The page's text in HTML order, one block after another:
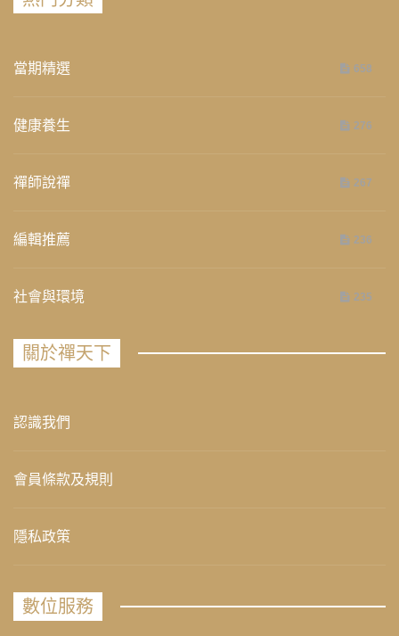
當期精選 658
健康養生 276
禪師說禪 267
編輯推薦 236
社會與環境 235
關於禪天下
認識我們
會員條款及規則
隱私政策
數位服務